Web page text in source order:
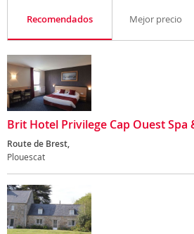
Recomendados Mejor precio
Brit Hotel Privilege Cap Ouest Spa
Route de Brest,
Plouescat